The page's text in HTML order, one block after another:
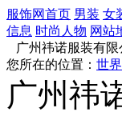
服饰网首页 男装 女
信息 时尚人物 网站
广州祎诺服装有限
您所在的位置： 世
广州祎